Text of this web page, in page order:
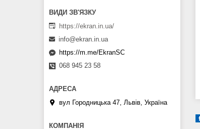
https://ekran.in.ua/
info@ekran.in.ua
https://m.me/EkranSC
068 945 23 58
вул Городницька 47, Львів, Україна